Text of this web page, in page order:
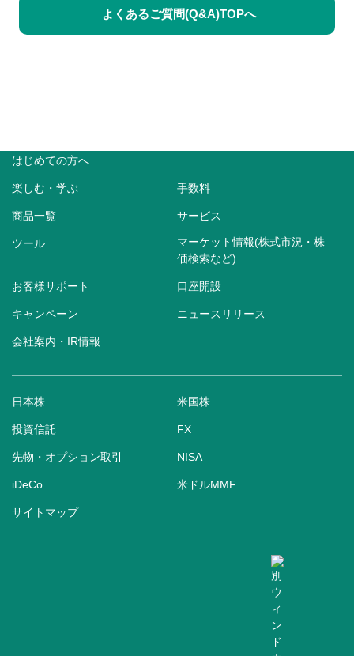
よくあるご質問(Q&A)TOPへ
はじめての方へ
楽しむ・学ぶ 手数料
商品一覧 サービス
ツール
マーケット情報(株式市況・株
価検索など)
お客様サポート 口座開設
キャンペーン ニュースリリース
会社案内・IR情報
日本株 米国株
投資信託 FX
先物・オプション取引 NISA
iDeCo 米ドルMMF
サイトマップ